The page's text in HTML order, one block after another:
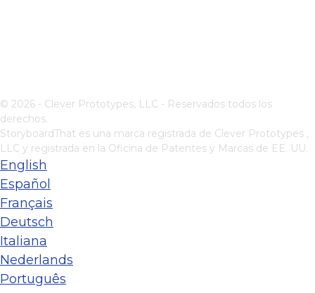
© 2026 - Clever Prototypes, LLC - Reservados todos los
derechos.
StoryboardThat es una marca registrada de Clever Prototypes ,
LLC y registrada en la Oficina de Patentes y Marcas de EE. UU.
English
Español
Français
Deutsch
Italiana
Nederlands
Português